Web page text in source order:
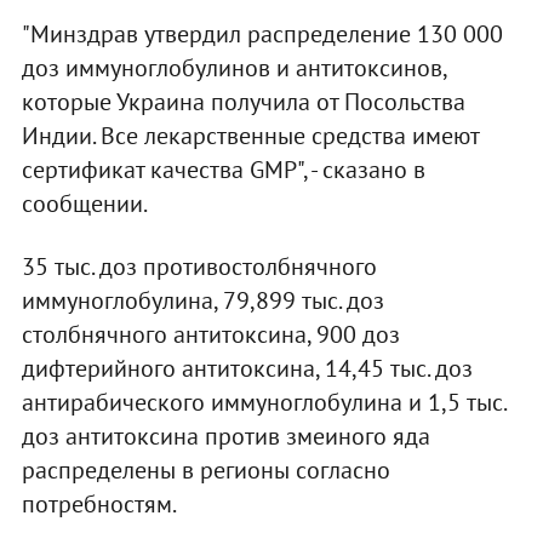
"Минздрав утвердил распределение 130 000
доз иммуноглобулинов и антитоксинов,
которые Украина получила от Посольства
Индии. Все лекарственные средства имеют
сертификат качества GMP", - сказано в
сообщении.
35 тыс. доз противостолбнячного
иммуноглобулина, 79,899 тыс. доз
столбнячного антитоксина, 900 доз
дифтерийного антитоксина, 14,45 тыс. доз
антирабического иммуноглобулина и 1,5 тыс.
доз антитоксина против змеиного яда
распределены в регионы согласно
потребностям.